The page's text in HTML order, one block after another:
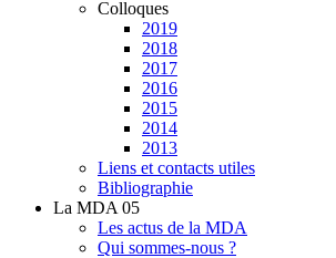
Colloques
2019
2018
2017
2016
2015
2014
2013
Liens et contacts utiles
Bibliographie
La MDA 05
Les actus de la MDA
Qui sommes-nous ?